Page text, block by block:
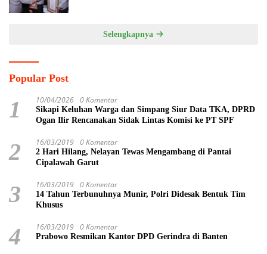
Selengkapnya
Popular Post
1 10/04/2026 0 Komentar
Sikapi Keluhan Warga dan Simpang Siur Data TKA, DPRD
Ogan Ilir Rencanakan Sidak Lintas Komisi ke PT SPF
2 16/03/2019 0 Komentar
2 Hari Hilang, Nelayan Tewas Mengambang di Pantai
Cipalawah Garut
3 16/03/2019 0 Komentar
14 Tahun Terbunuhnya Munir, Polri Didesak Bentuk Tim
Khusus
4 16/03/2019 0 Komentar
Prabowo Resmikan Kantor DPD Gerindra di Banten